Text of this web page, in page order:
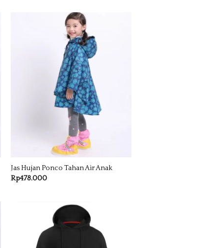
Jas Hujan Ponco Tahan Air Anak
Rp478.000